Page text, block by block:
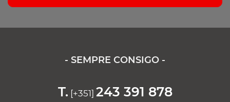
- SEMPRE CONSIGO -
T. [+351] 243 391 878